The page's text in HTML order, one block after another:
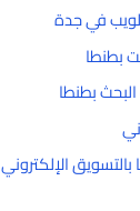
في جدة
بطنطا
بطنطا
الإلكتروني